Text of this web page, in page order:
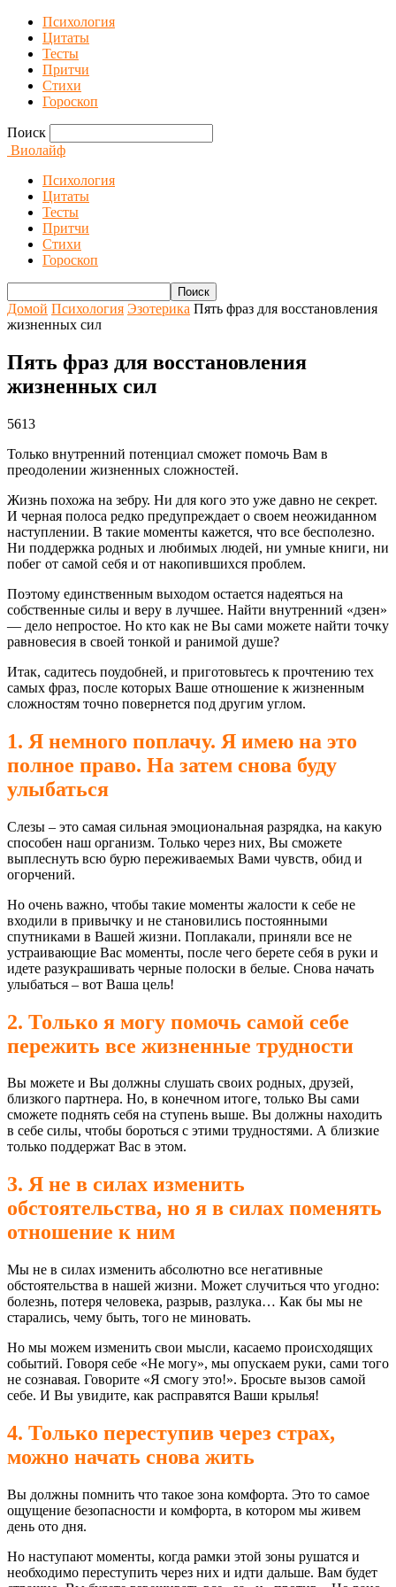
Психология
Цитаты
Тесты
Притчи
Стихи
Гороскоп
Поиск
Виолайф
Психология
Цитаты
Тесты
Притчи
Стихи
Гороскоп
Домой Психология Эзотерика Пять фраз для восстановления
жизненных сил
Пять фраз для восстановления
жизненных сил
5613
Только внутренний потенциал сможет помочь Вам в
преодолении жизненных сложностей.
Жизнь похожа на зебру. Ни для кого это уже давно не секрет.
И черная полоса редко предупреждает о своем неожиданном
наступлении. В такие моменты кажется, что все бесполезно.
Ни поддержка родных и любимых людей, ни умные книги, ни
побег от самой себя и от накопившихся проблем.
Поэтому единственным выходом остается надеяться на
собственные силы и веру в лучшее. Найти внутренний «дзен»
— дело непростое. Но кто как не Вы сами можете найти точку
равновесия в своей тонкой и ранимой душе?
Итак, садитесь поудобней, и приготовьтесь к прочтению тех
самых фраз, после которых Ваше отношение к жизненным
сложностям точно повернется под другим углом.
1. Я немного поплачу. Я имею на это
полное право. На затем снова буду
улыбаться
Слезы – это самая сильная эмоциональная разрядка, на какую
способен наш организм. Только через них, Вы сможете
выплеснуть всю бурю переживаемых Вами чувств, обид и
огорчений.
Но очень важно, чтобы такие моменты жалости к себе не
входили в привычку и не становились постоянными
спутниками в Вашей жизни. Поплакали, приняли все не
устраивающие Вас моменты, после чего берете себя в руки и
идете разукрашивать черные полоски в белые. Снова начать
улыбаться – вот Ваша цель!
2. Только я могу помочь самой себе
пережить все жизненные трудности
Вы можете и Вы должны слушать своих родных, друзей,
близкого партнера. Но, в конечном итоге, только Вы сами
сможете поднять себя на ступень выше. Вы должны находить
в себе силы, чтобы бороться с этими трудностями. А близкие
только поддержат Вас в этом.
3. Я не в силах изменить
обстоятельства, но я в силах поменять
отношение к ним
Мы не в силах изменить абсолютно все негативные
обстоятельства в нашей жизни. Может случиться что угодно:
болезнь, потеря человека, разрыв, разлука… Как бы мы не
старались, чему быть, того не миновать.
Но мы можем изменить свои мысли, касаемо происходящих
событий. Говоря себе «Не могу», мы опускаем руки, сами того
не сознавая. Говорите «Я смогу это!». Бросьте вызов самой
себе. И Вы увидите, как расправятся Ваши крылья!
4. Только переступив через страх,
можно начать снова жить
Вы должны помнить что такое зона комфорта. Это то самое
ощущение безопасности и комфорта, в котором мы живем
день ото дня.
Но наступают моменты, когда рамки этой зоны рушатся и
необходимо переступить через них и идти дальше. Вам будет